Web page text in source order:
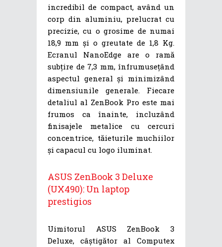
incredibil de compact, având un
corp din aluminiu, prelucrat cu
precizie, cu o grosime de numai
18,9 mm și o greutate de 1,8 Kg.
Ecranul NanoEdge are o ramă
subțire de 7,3 mm, înfrumusețând
aspectul general și minimizând
dimensiunile generale. Fiecare
detaliul al ZenBook Pro este mai
frumos ca înainte, incluzând
finisajele metalice cu cercuri
concentrice, tăieturile muchiilor
și capacul cu logo iluminat.
ASUS ZenBook 3 Deluxe
(UX490): Un laptop
prestigios
Uimitorul ASUS ZenBook 3
Deluxe, câștigător al Computex